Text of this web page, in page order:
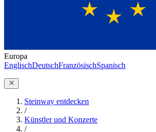
Europa
EnglischDeutschFranzösischSpanisch
Steinway entdecken
/
Künstler und Konzerte
/